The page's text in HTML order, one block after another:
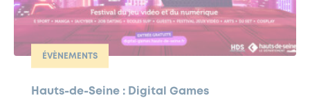
ÉVÈNEMENTS
Hauts-de-Seine : Digital Games